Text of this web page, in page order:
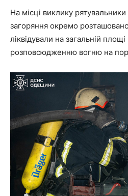
На місці виклику
загоряння окремо
ліквідували на загальній
розповсюдженню вогню на